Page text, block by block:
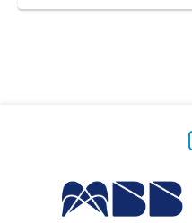
Respiratorios,